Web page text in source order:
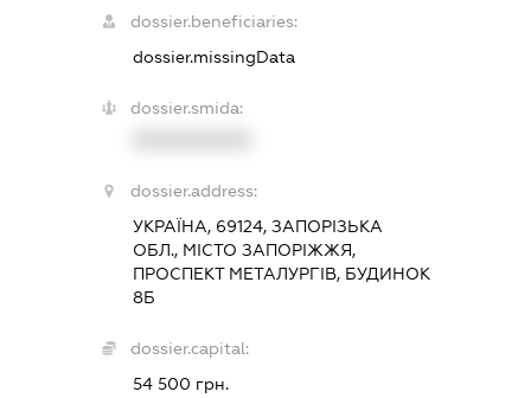
dossier.beneficiaries:
dossier.missingData
dossier.smida:
dossier.address:
УКРАЇНА, 69124, ЗАПОРІЗЬКА
ОБЛ., МІСТО ЗАПОРІЖЖЯ,
ПРОСПЕКТ МЕТАЛУРГІВ, БУДИНОК
8Б
dossier.capital:
54 500 грн.